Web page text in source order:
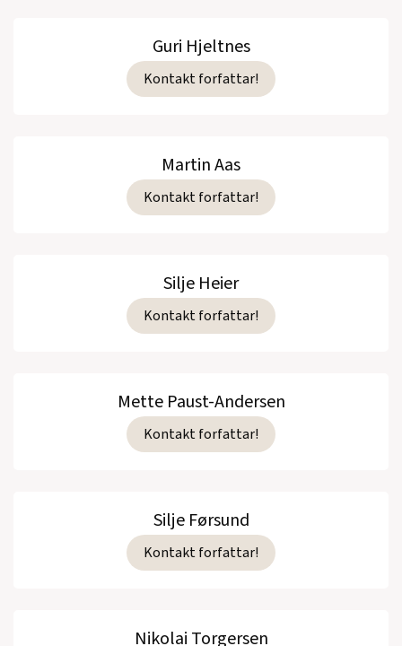
Guri Hjeltnes
Kontakt forfattar!
Martin Aas
Kontakt forfattar!
Silje Heier
Kontakt forfattar!
Mette Paust-Andersen
Kontakt forfattar!
Silje Førsund
Kontakt forfattar!
Nikolai Torgersen